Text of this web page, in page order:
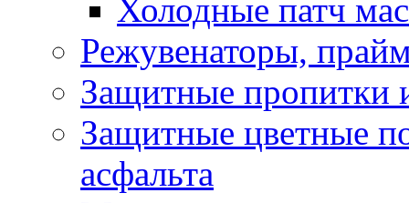
Холодные патч
Режувенаторы,
Защитные пропитки
Защитные цветные
асфальта